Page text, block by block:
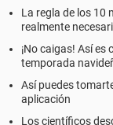
La regla de los 10
realmente
¡No caigas! Así
temporada
Así puedes
aplicación
Los científicos